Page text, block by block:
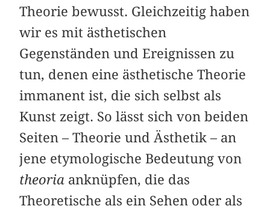
Theorie bewusst. Gleichzeitig haben
wir es mit ästhetischen
Gegenständen und Ereignissen zu
tun, denen eine ästhetische Theorie
immanent ist, die sich selbst als
Kunst zeigt. So lässt sich von beiden
Seiten – Theorie und Ästhetik – an
jene etymologische Bedeutung von
theoria anknüpfen, die das
Theoretische als ein Sehen oder als